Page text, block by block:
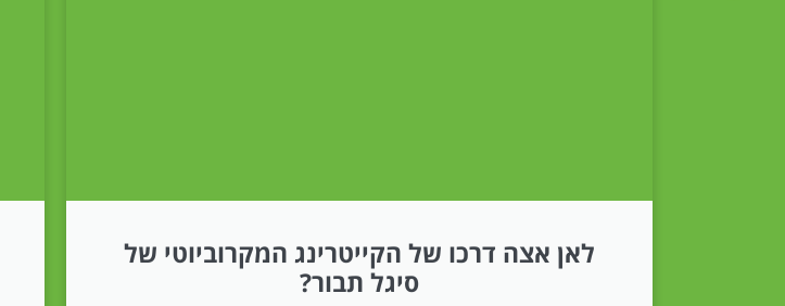
לאן אצה דרכו של הקייטרינג המקרוביוטי של
סיגל תבור?